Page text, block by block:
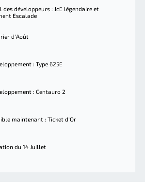
des développeurs : JcE légendaire et
Escalade
d'Août
: Type 625E
: Centauro 2
maintenant : Ticket d'Or
du 14 Juillet